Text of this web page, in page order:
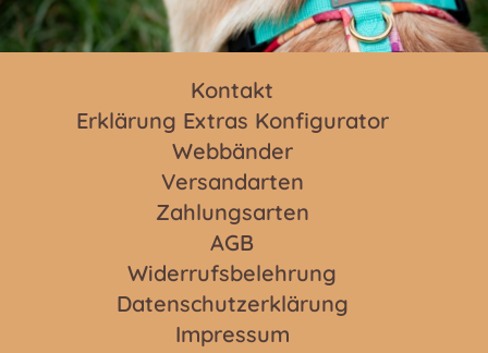
Kontakt
Erklärung Extras Konfigurator
Webbänder
Versandarten
Zahlungsarten
AGB
Widerrufsbelehrung
Datenschutzerklärung
Impressum